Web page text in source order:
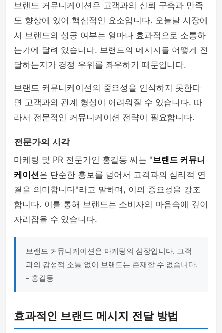
브랜드 커뮤니케이션은 고객과의 신뢰 구축과 만족
도 향상에 있어 핵심적인 요소입니다. 오늘날 시장에
서 브랜드의 성공 여부는 얼마나 효과적으로 소통하
는가에 달려 있습니다. 브랜드의 메시지를 어떻게 전
달하는지가 경쟁 우위를 좌우하기 때문입니다.
브랜드 커뮤니케이션의 중요성을 인식하지 못한다
면 고객과의 관계 형성이 어려워질 수 있습니다. 따
라서 전문적인 커뮤니케이션 전략이 필요합니다.
전문가의 시각
마케팅 및 PR 전문가인 홍길동 씨는 "브랜드 커뮤니
케이션은 단순한 홍보를 넘어서 고객과의 심리적 연
결을 의미합니다"라고 말하며, 이의 중요성을 강조
합니다. 이를 통해 브랜드는 소비자의 마음속에 깊이
자리잡을 수 있습니다.
브랜드 커뮤니케이션은 마케팅의 심장입니다. 고객
과의 감성적 소통 없이 브랜드는 존재할 수 없습니다.
- 홍길동
효과적인 브랜드 메시지 전달 방법